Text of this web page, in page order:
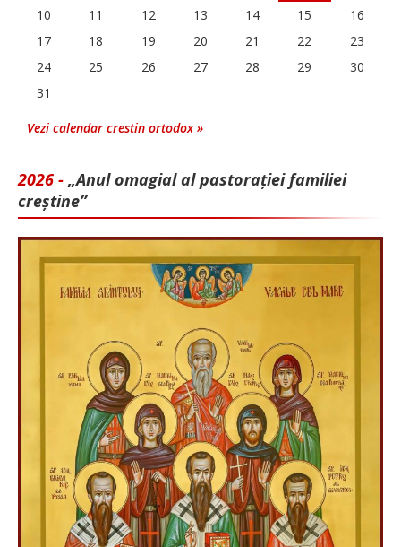
10 11 12 13 14 15
16
17
18 19 20 21 22
23
24
25 26 27 28 29
30
31
Vezi calendar crestin ortodox »
2026 - „Anul omagial al pastorației familiei
creștine”